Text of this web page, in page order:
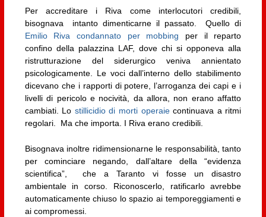
Per accreditare i Riva come interlocutori credibili,
bisognava intanto dimenticarne il passato. Quello di
Emilio Riva condannato per mobbing per il reparto
confino della palazzina LAF, dove chi si opponeva alla
ristrutturazione del siderurgico veniva annientato
psicologicamente. Le voci dall’interno dello stabilimento
dicevano che i rapporti di potere, l’arroganza dei capi e i
livelli di pericolo e nocività, da allora, non erano affatto
cambiati. Lo stillicidio di morti operaiecontinuava a ritmi
regolari. Ma che importa. I Riva erano credibili.
Bisognava inoltre ridimensionarne le responsabilità, tanto
per cominciare negando, dall’altare della “evidenza
scientifica”, che a Taranto vi fosse un disastro
ambientale in corso. Riconoscerlo, ratificarlo avrebbe
automaticamente chiuso lo spazio ai temporeggiamenti e
ai compromessi.